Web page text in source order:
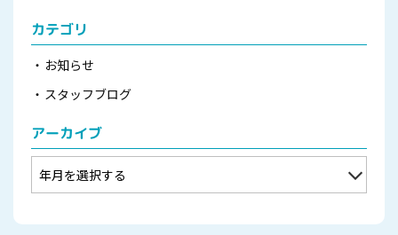
カテゴリ
お知らせ
スタッフブログ
アーカイブ